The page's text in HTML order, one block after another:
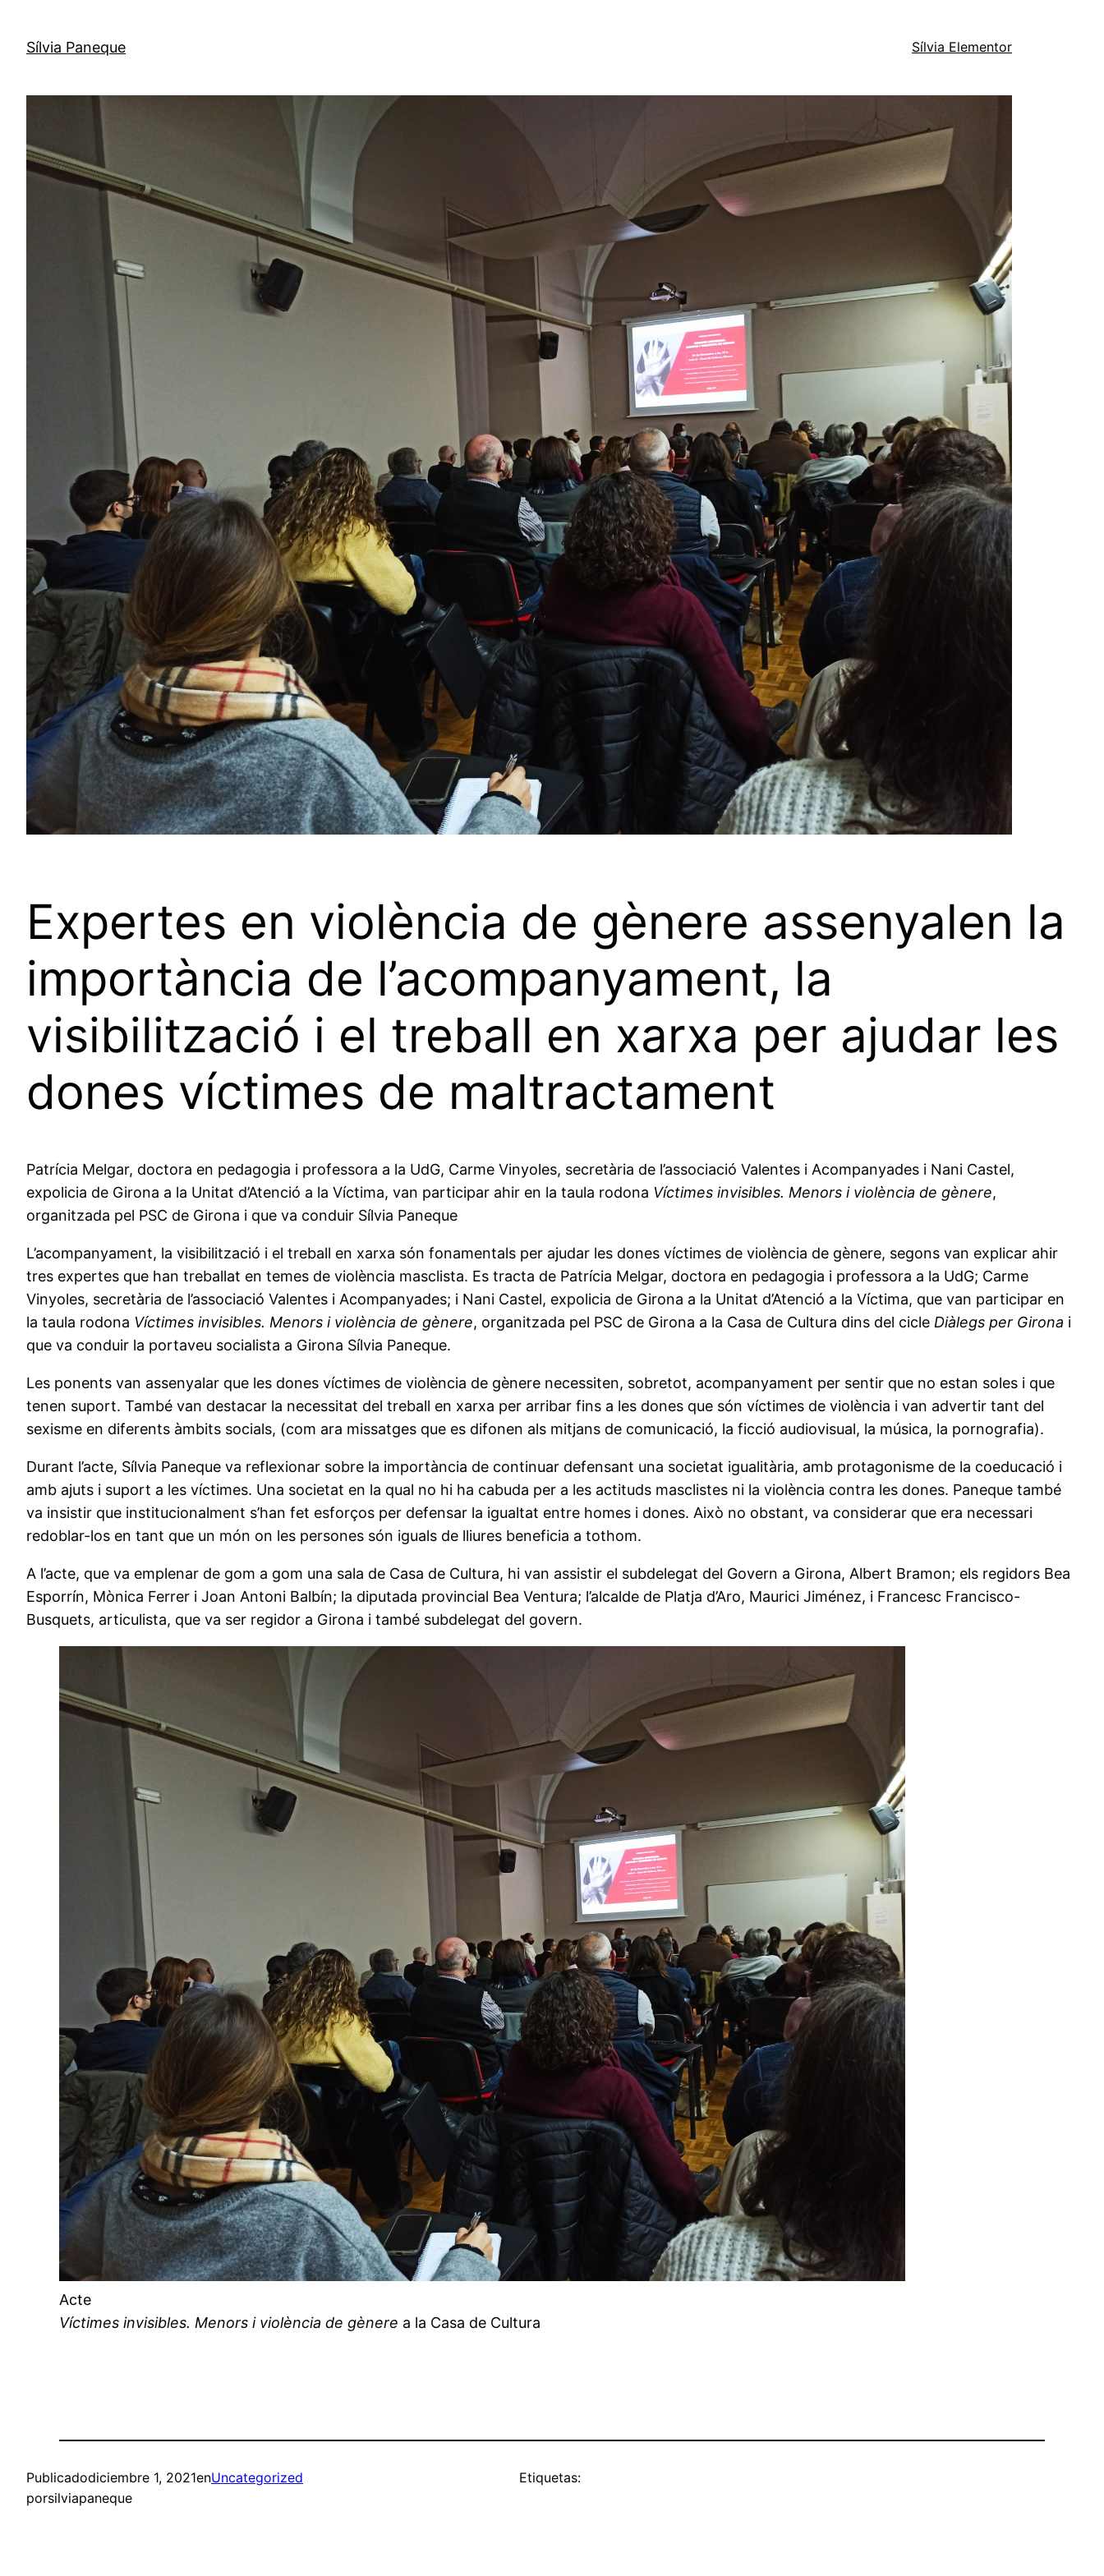
Sílvia Paneque Sílvia Elementor
Expertes en violència de gènere assenyalen la
importància de l’acompanyament, la
visibilització i el treball en xarxa per ajudar les
dones víctimes de maltractament
Patrícia Melgar, doctora en pedagogia i professora a la UdG, Carme Vinyoles, secretària de l’associació Valentes i Acompanyades i Nani Castel,
expolicia de Girona a la Unitat d’Atenció a la Víctima, van participar ahir en la taula rodona Víctimes invisibles. Menors i violència de gènere,
organitzada pel PSC de Girona i que va conduir Sílvia Paneque
L’acompanyament, la visibilització i el treball en xarxa són fonamentals per ajudar les dones víctimes de violència de gènere, segons van explicar ahir
tres expertes que han treballat en temes de violència masclista. Es tracta de Patrícia Melgar, doctora en pedagogia i professora a la UdG; Carme
Vinyoles, secretària de l’associació Valentes i Acompanyades; i Nani Castel, expolicia de Girona a la Unitat d’Atenció a la Víctima, que van participar en
la taula rodona Víctimes invisibles. Menors i violència de gènere, organitzada pel PSC de Girona a la Casa de Cultura dins del cicle Diàlegs per Girona i
que va conduir la portaveu socialista a Girona Sílvia Paneque.
Les ponents van assenyalar que les dones víctimes de violència de gènere necessiten, sobretot, acompanyament per sentir que no estan soles i que
tenen suport. També van destacar la necessitat del treball en xarxa per arribar fins a les dones que són víctimes de violència i van advertir tant del
sexisme en diferents àmbits socials, (com ara missatges que es difonen als mitjans de comunicació, la ficció audiovisual, la música, la pornografia).
Durant l’acte, Sílvia Paneque va reflexionar sobre la importància de continuar defensant una societat igualitària, amb protagonisme de la coeducació i
amb ajuts i suport a les víctimes. Una societat en la qual no hi ha cabuda per a les actituds masclistes ni la violència contra les dones. Paneque també
va insistir que institucionalment s’han fet esforços per defensar la igualtat entre homes i dones. Això no obstant, va considerar que era necessari
redoblar-los en tant que un món on les persones són iguals de lliures beneficia a tothom.
A l’acte, que va emplenar de gom a gom una sala de Casa de Cultura, hi van assistir el subdelegat del Govern a Girona, Albert Bramon; els regidors Bea
Esporrín, Mònica Ferrer i Joan Antoni Balbín; la diputada provincial Bea Ventura; l’alcalde de Platja d’Aro, Maurici Jiménez, i Francesc Francisco-
Busquets, articulista, que va ser regidor a Girona i també subdelegat del govern.
Acte
Víctimes invisibles. Menors i violència de gènere a la Casa de Cultura
Publicadodiciembre 1, 2021enUncategorized
porsilviapaneque
Etiquetas: